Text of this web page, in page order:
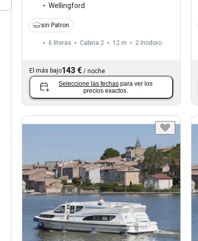
Wellingford
sin Patron
6 literas Cabina 2 12 m 2 Inodoro
El más bajo143 € / noche
Seleccione las fechas para ver los
precios exactos.